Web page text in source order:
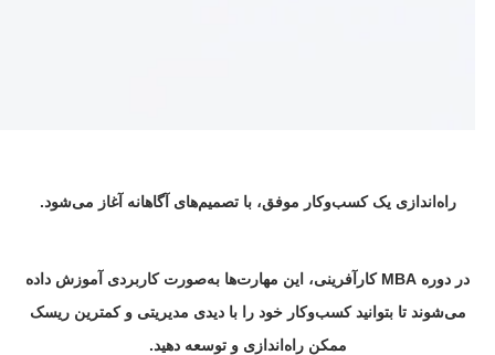
راه‌اندازی یک کسب‌وکار موفق، با تصمیم‌های آگاهانه آغاز می‌شود.
در دوره MBA کارآفرینی، این مهارت‌ها به‌صورت کاربردی آموزش داده
می‌شوند تا بتوانید کسب‌وکار خود را با دیدی مدیریتی و کمترین ریسک
ممکن راه‌اندازی و توسعه دهید.